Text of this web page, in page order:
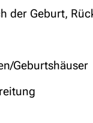
der Geburt,
Geburtshäuser